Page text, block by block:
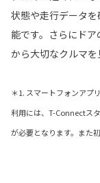
状態や走行データ
能です。さらにド
から大切なクルマを
＊1. スマートフォンアプ
利用には、T-Connectス
が必要となります。また